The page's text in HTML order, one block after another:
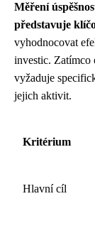
Měření
představuje
vyhodnocovat
investic. Zatímco
vyžaduje
jejich aktivit.
Kritérium
Hlavní cíl